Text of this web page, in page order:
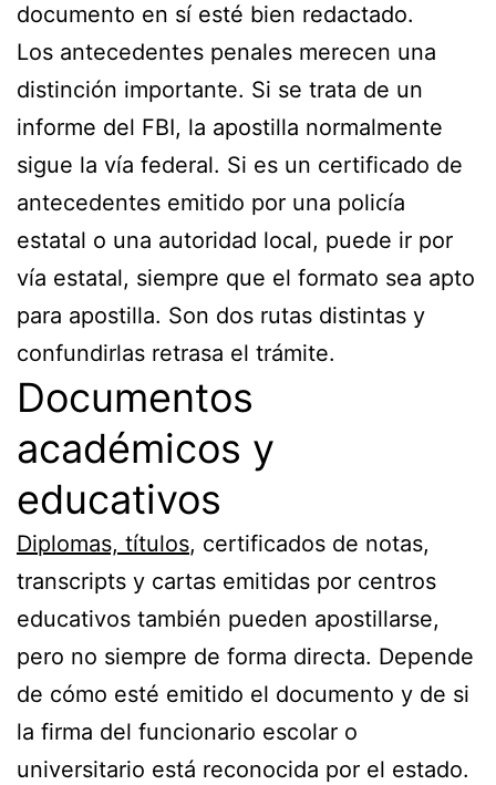
documento en sí esté bien redactado.
Los antecedentes penales merecen una
distinción importante. Si se trata de un
informe del FBI, la apostilla normalmente
sigue la vía federal. Si es un certificado de
antecedentes emitido por una policía
estatal o una autoridad local, puede ir por
vía estatal, siempre que el formato sea apto
para apostilla. Son dos rutas distintas y
confundirlas retrasa el trámite.
Documentos
académicos y
educativos
Diplomas, títulos, certificados de notas,
transcripts y cartas emitidas por centros
educativos también pueden apostillarse,
pero no siempre de forma directa. Depende
de cómo esté emitido el documento y de si
la firma del funcionario escolar o
universitario está reconocida por el estado.